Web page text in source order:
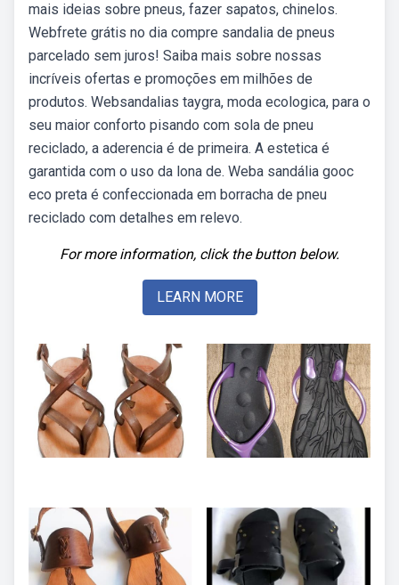
mais ideias sobre pneus, fazer sapatos, chinelos.
Webfrete grátis no dia compre sandalia de pneus
parcelado sem juros! Saiba mais sobre nossas
incríveis ofertas e promoções em milhões de
produtos. Websandalias taygra, moda ecologica, para o
seu maior conforto pisando com sola de pneu
reciclado, a aderencia é de primeira. A estetica é
garantida com o uso da lona de. Weba sandália gooc
eco preta é confeccionada em borracha de pneu
reciclado com detalhes em relevo.
For more information, click the button below.
LEARN MORE